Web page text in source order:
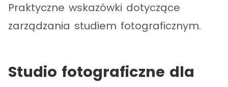
Praktyczne wskazówki dotyczące
zarządzania studiem fotograficznym.
Studio fotograficzne dla